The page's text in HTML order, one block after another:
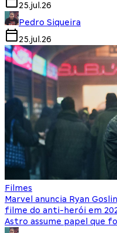
25.jul.26
Pedro Siqueira
25.jul.26
Filmes
Marvel anuncia Ryan
filme do anti-herói em
Astro assume papel que